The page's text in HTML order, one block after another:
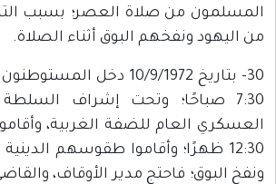
المسلمون من صلاة العصر؛ بسبب
من اليهود ونفخهم البوق أثناء الصلاة.
30- بتاريخ 10/9/1972 دخل
7:30 صباحًا؛ وتحت إشراف
العسكري العام للضفة الغربية،
12:30 ظهرًا؛ وأقاموا طقوسهم
ونفخ البوق؛ فاحتج مدير الأوقاف،